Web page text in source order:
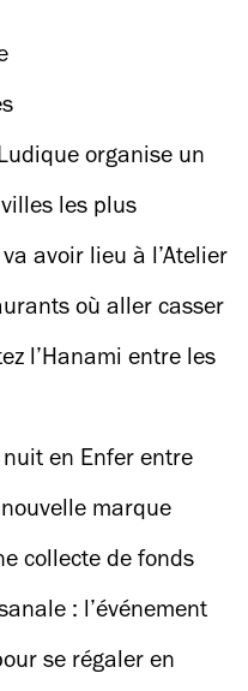
organise un
la Petite Ceinture
les plus
avoir lieu à l’Atelier
où aller casser
pas son PEL)
l’Hanami entre les
en Enfer entre
Palais Garnier
marque
?
collecte de fonds
pour le musée
: l’événement
Pantin
se régaler en